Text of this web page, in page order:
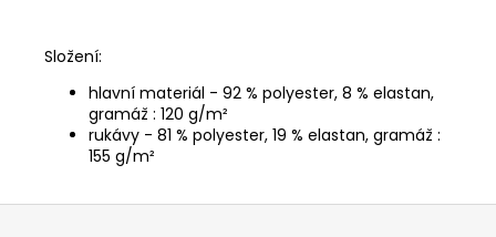
Složení:
hlavní materiál - 92 % polyester, 8 % elastan,
gramáž : 120 g/m²
rukávy - 81 % polyester, 19 % elastan, gramáž :
155 g/m²
Z